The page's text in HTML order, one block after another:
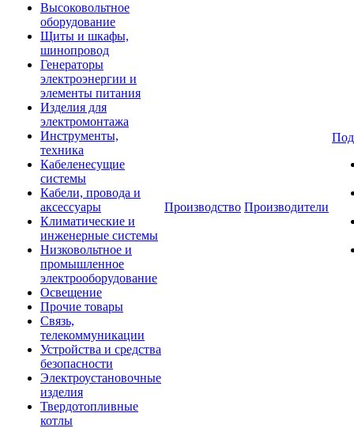
Высоковольтное
оборудование
Щиты и шкафы,
шинопровод
Генераторы
электроэнергии и
элементы питания
Изделия для
электромонтажа
Инструменты,
техника
Кабеленесущие
системы
Кабели, провода и
аксессуары
Климатические и
инженерные системы
Низковольтное и
промышленное
электрооборудование
Освещение
Прочие товары
Связь,
телекоммуникации
Устройства и средства
безопасности
Электроустановочные
изделия
Твердотопливные
котлы
Производство Производители